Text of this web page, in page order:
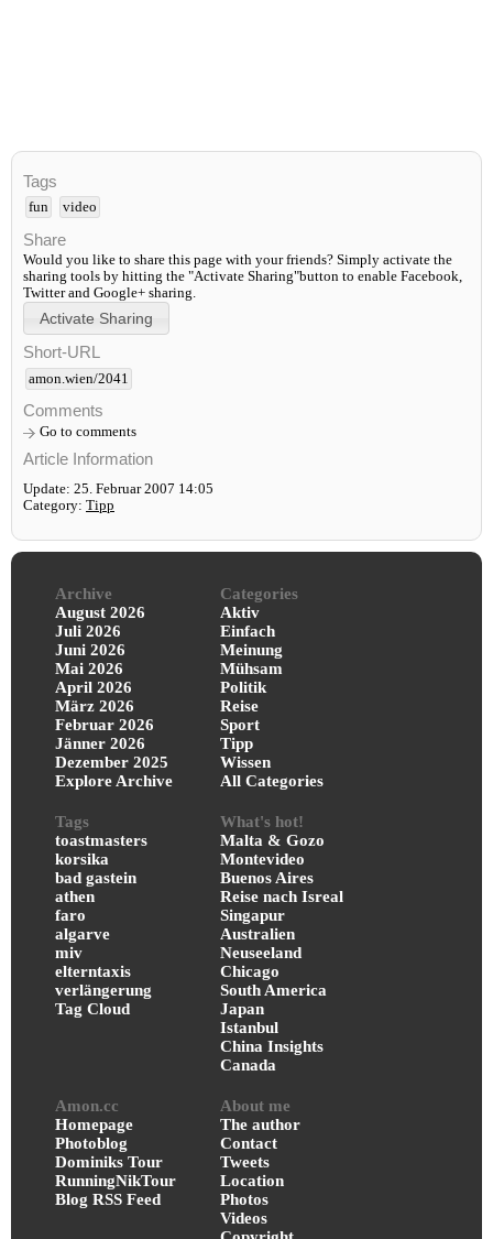
Tags
fun video
Share
Would you like to share this page with your friends? Simply activate the
sharing tools by hitting the "Activate Sharing"button to enable Facebook,
Twitter and Google+ sharing.
Short-URL
amon.wien/2041
Comments
Go to comments
Article Information
Update: 25. Februar 2007 14:05
Category: Tipp
Archive
August 2026
Juli 2026
Juni 2026
Mai 2026
April 2026
März 2026
Februar 2026
Jänner 2026
Dezember 2025
Explore Archive
Categories
Aktiv
Einfach
Meinung
Mühsam
Politik
Reise
Sport
Tipp
Wissen
All Categories
Tags
toastmasters
korsika
bad gastein
athen
faro
algarve
miv
elterntaxis
verlängerung
Tag Cloud
What's hot!
Malta & Gozo
Montevideo
Buenos Aires
Reise nach Isreal
Singapur
Australien
Neuseeland
Chicago
South America
Japan
Istanbul
China Insights
Canada
Amon.cc
Homepage
Photoblog
Dominiks Tour
RunningNikTour
Blog RSS Feed
About me
The author
Contact
Tweets
Location
Photos
Videos